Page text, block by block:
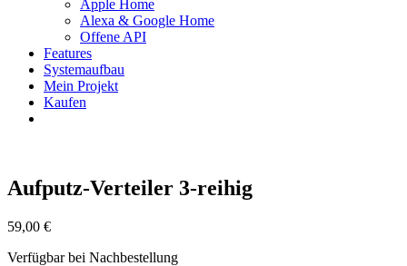
Apple Home
Alexa & Google Home
Offene API
Features
Systemaufbau
Mein Projekt
Kaufen
Aufputz-Verteiler 3-reihig
59,00 €
Verfügbar bei Nachbestellung